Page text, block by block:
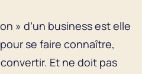
» d’un business est elle
se faire connaître,
Et ne doit pas